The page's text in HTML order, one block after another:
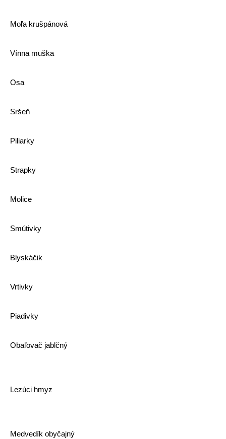
Moľa krušpánová
Vínna muška
Osa
Sršeň
Piliarky
Strapky
Molice
Smútivky
Blyskáčik
Vrtivky
Piadivky
Obaľovač jablčný
Lezúci hmyz
Medvedík obyčajný